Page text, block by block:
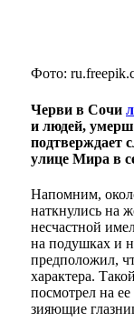
Фото:
Черви в Сочи
и людей,
подтверждает
улице Мира в
Напомним,
наткнулись на
несчастной
на подушках и
предположил,
характера.
посмотрел на
зияющие